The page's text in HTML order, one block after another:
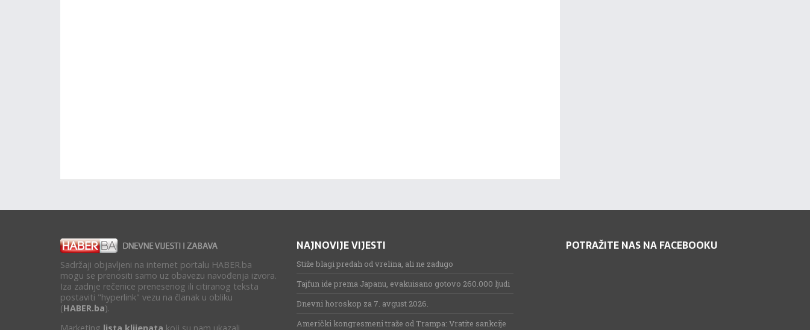
Sadržaji objavljeni na internet portalu HABER.ba
mogu se prenositi samo uz obavezu navođenja izvora.
Iza zadnje rečenice prenesenog ili citiranog teksta
postaviti "hyperlink" vezu na članak u obliku
(HABER.ba).
NAJNOVIJE VIJESTI
Stiže blagi predah od vrelina, ali ne zadugo
Tajfun ide prema Japanu, evakuisano gotovo 260.000 ljudi
Dnevni horoskop za 7. avgust 2026.
Američki kongresmeni traže od Trampa: Vratite sankcije
POTRAŽITE NAS NA FACEBOOKU